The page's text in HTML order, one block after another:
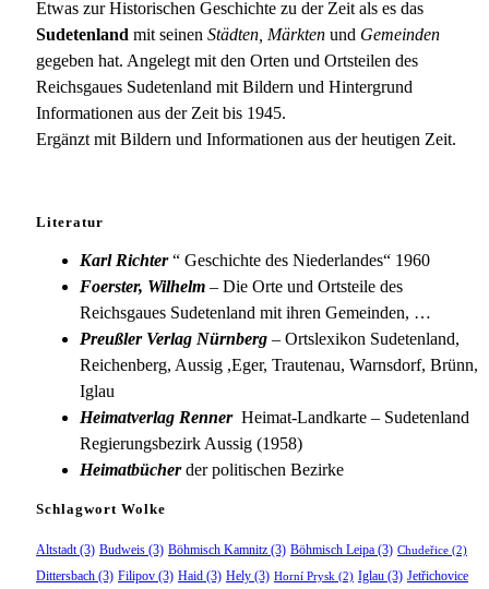
Etwas zur Historischen Geschichte zu der Zeit als es das
Sudetenland mit seinen Städten, Märkten und Gemeinden
gegeben hat. Angelegt mit den Orten und Ortsteilen des
Reichsgaues Sudetenland mit Bildern und Hintergrund
Informationen aus der Zeit bis 1945.
Ergänzt mit Bildern und Informationen aus der heutigen Zeit.
Literatur
Karl Richter“ Geschichte des Niederlandes“ 1960
Foerster, Wilhelm – Die Orte und Ortsteile des
Reichsgaues Sudetenland mit ihren Gemeinden, …
Preußler Verlag Nürnberg – Ortslexikon Sudetenland,
Reichenberg, Aussig ,Eger, Trautenau, Warnsdorf, Brünn,
Iglau
Heimatverlag Renner Heimat-Landkarte – Sudetenland
Regierungsbezirk Aussig (1958)
Heimatbücherder politischen Bezirke
Schlagwort Wolke
Altstadt (3) Budweis (3) Böhmisch Kamnitz (3) Böhmisch Leipa (3) Chudeřice (2)
Dittersbach (3) Filipov (3) Haid (3) Hely (3) Horní Prysk (2) Iglau (3) Jetřichovice